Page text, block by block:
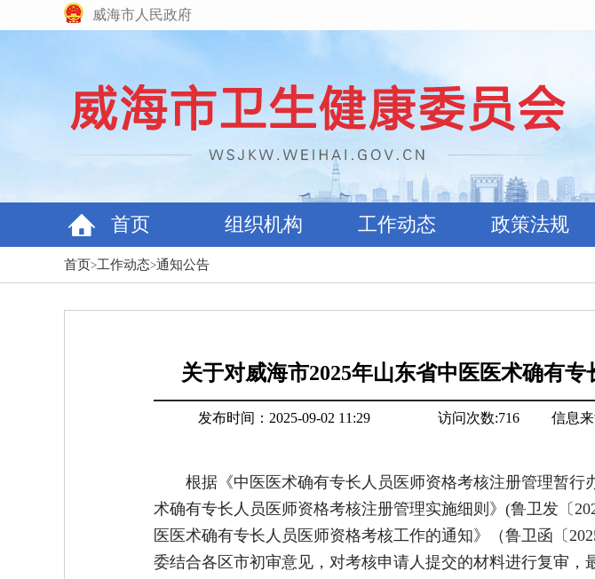
威海市人民政府
首页 组织机构 工作动态 政策法规
首页>工作动态>通知公告
关于对威海市2025年山东省中医医术确有
发布时间：2025-09-02 11:29 访问次数:716 信息来
根据《中医医术确有专长人员医师资格考核注册管理暂
术确有专长人员医师资格考核注册管理实施细则》(鲁卫发〔
医医术确有专长人员医师资格考核工作的通知》（鲁卫函〔
委结合各区市初审意见，对考核申请人提交的材料进行复审